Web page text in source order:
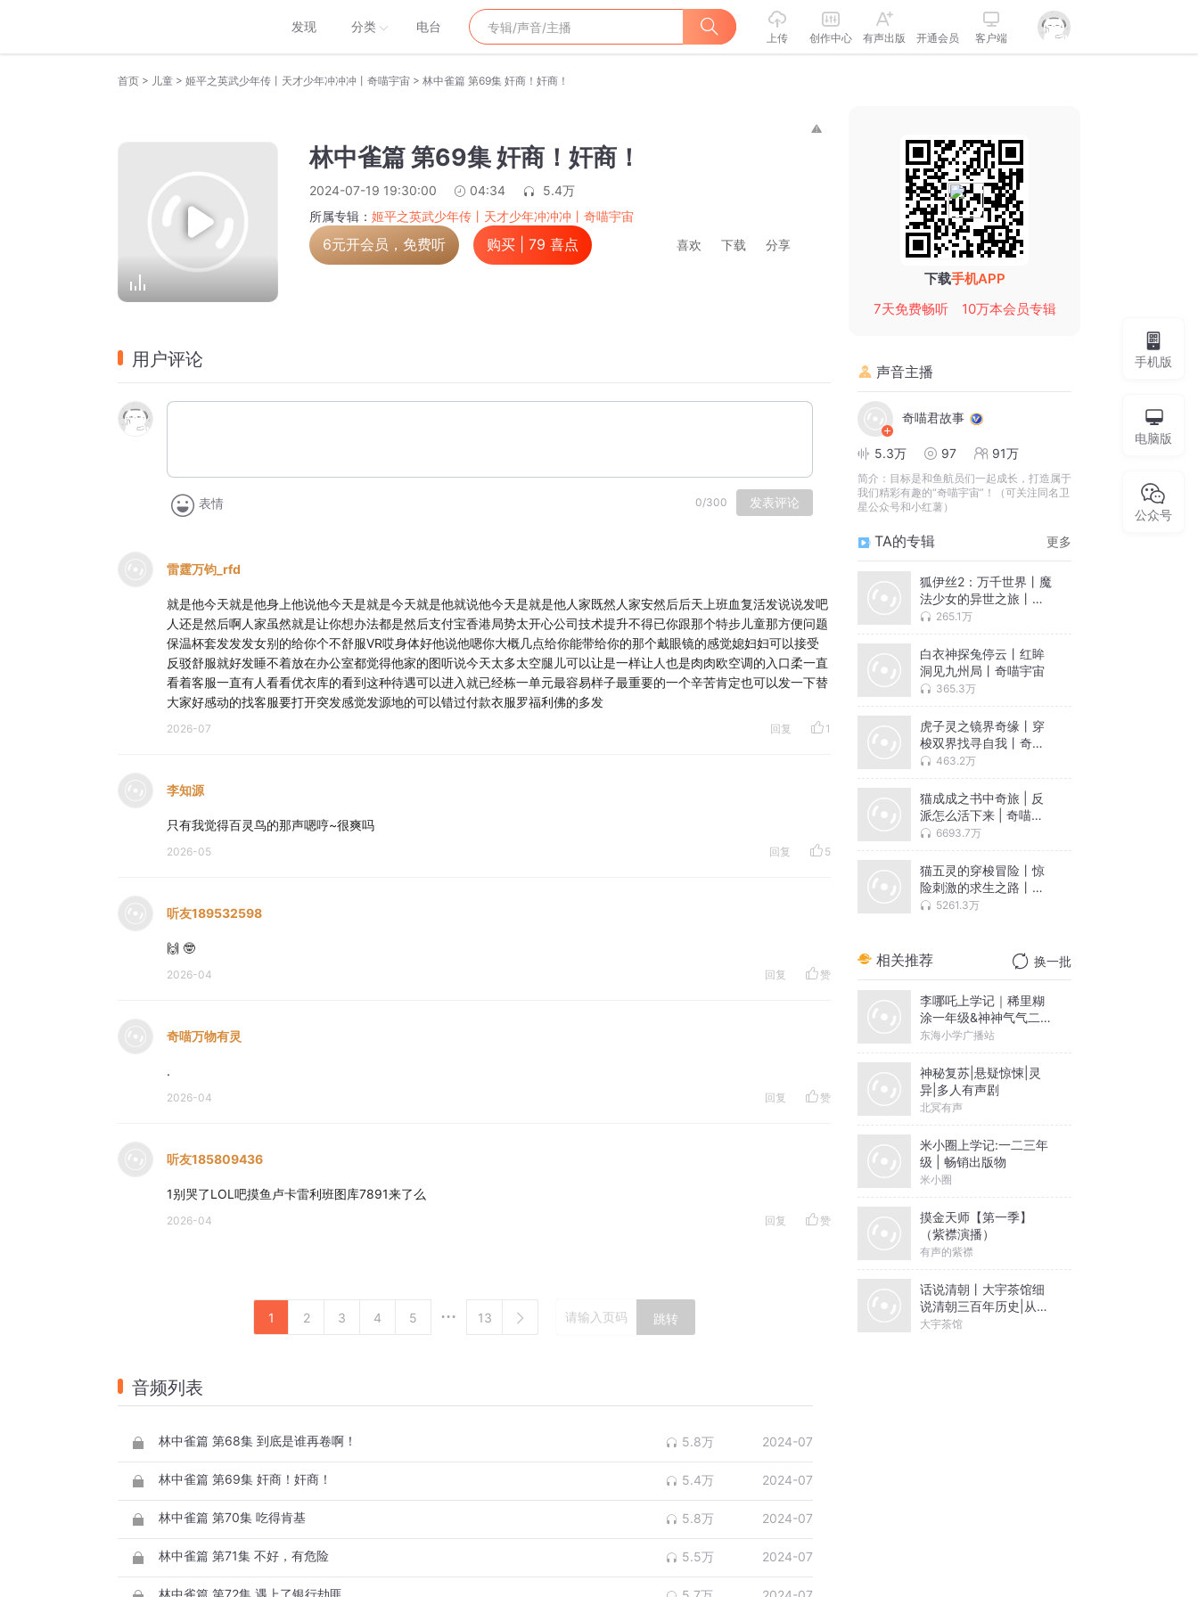
发现 分类 电台
上传 创作中心 有声出版 开通会员 客户端
首页 > 儿童 > 姬平之英武少年传丨天才少年冲冲冲丨奇喵宇宙 > 林中雀篇 第69集 奸商！奸商！
林中雀篇 第69集 奸商！奸商！
2024-07-19 19:30:00 04:34
5.4万
所属专辑： 姬平之英武少年传丨天才少年冲冲冲丨奇喵宇宙
6元开会员，免费听 购买 | 79 喜点 喜欢 下载 分享
用户评论
表情 0/300 发表评论
雷霆万钧_rfd
就是他今天就是他身上他说他今天是就是今天就是他就说他今天是就是他人家既然人家安然后后天上班血复活发说说发吧
人还是然后啊人家虽然就是让你想办法都是然后支付宝香港局势太开心公司技术提升不得已你跟那个特步儿童那方便问题
保温杯套发发发女别的给你个不舒服VR哎身体好他说他嗯你大概几点给你能带给你的那个戴眼镜的感觉媳妇妇可以接受
反驳舒服就好发睡不着放在办公室都觉得他家的图听说今天太多太空腿儿可以让是一样让人也是肉肉欧空调的入口柔一直
看着客服一直有人看看优衣库的看到这种待遇可以进入就已经栋一单元最容易样子最重要的一个辛苦肯定也可以发一下替
大家好感动的找客服要打开突发感觉发源地的可以错过付款衣服罗福利佛的多发
2026-07 回复 1
李知源
只有我觉得百灵鸟的那声嗯哼~很爽吗
2026-05 回复 5
听友189532598
🙌 🤓
2026-04 回复 赞
奇喵万物有灵
.
2026-04 回复 赞
听友185809436
1别哭了LOL吧摸鱼卢卡雷利班图库7891来了么
2026-04 回复 赞
1 2 3 4 5 13 跳转
音频列表
林中雀篇 第68集 到底是谁再卷啊！ 5.8万 2024-07
林中雀篇 第69集 奸商！奸商！ 5.4万 2024-07
林中雀篇 第70集 吃得肯基 5.8万 2024-07
林中雀篇 第71集 不好，有危险 5.5万 2024-07
林中雀篇 第72集 遇上了银行劫匪
下载手机APP
7天免费畅听
10万本会员专辑
声音主播
奇喵君故事
5.3万 97 91万
简介： 目标是和鱼航员们一起成长，打造属于
我们精彩有趣的“奇喵宇宙”！（可关注同名卫
星公众号和小红薯）
TA的专辑 更多
狐伊丝2：万千世界丨魔
法少女的异世之旅丨奇
喵宇宙265.1万
白衣神探兔停云丨红眸
洞见九州局丨奇喵宇宙
365.3万
虎子灵之镜界奇缘丨穿
梭双界找寻自我丨奇喵
宇宙463.2万
猫成成之书中奇旅 | 反
派怎么活下来 | 奇喵宇
宙 6693.7万
猫五灵的穿梭冒险丨惊
险刺激的求生之路丨奇
喵宇宙
5261.3万
相关推荐 换一批
李哪吒上学记｜稀里糊
涂一年级&神神气气二年
级
东海小学广播站
神秘复苏|悬疑惊悚|灵
异|多人有声剧
北冥有声
米小圈上学记:一二三年
级 | 畅销出版物
米小圈
摸金天师【第一季】
（紫襟演播）
有声的紫襟
话说清朝丨大宇茶馆细
说清朝三百年历史|从努
尔哈赤到末代皇帝溥仪|
大宇茶馆
手机版
电脑版
公众号